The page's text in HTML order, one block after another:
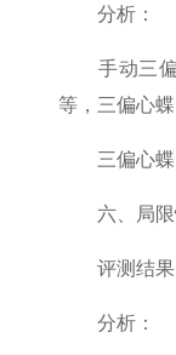
分析：
手动三偏
等，三偏心
三偏心蝶阀
六、局限
评测结果
分析：